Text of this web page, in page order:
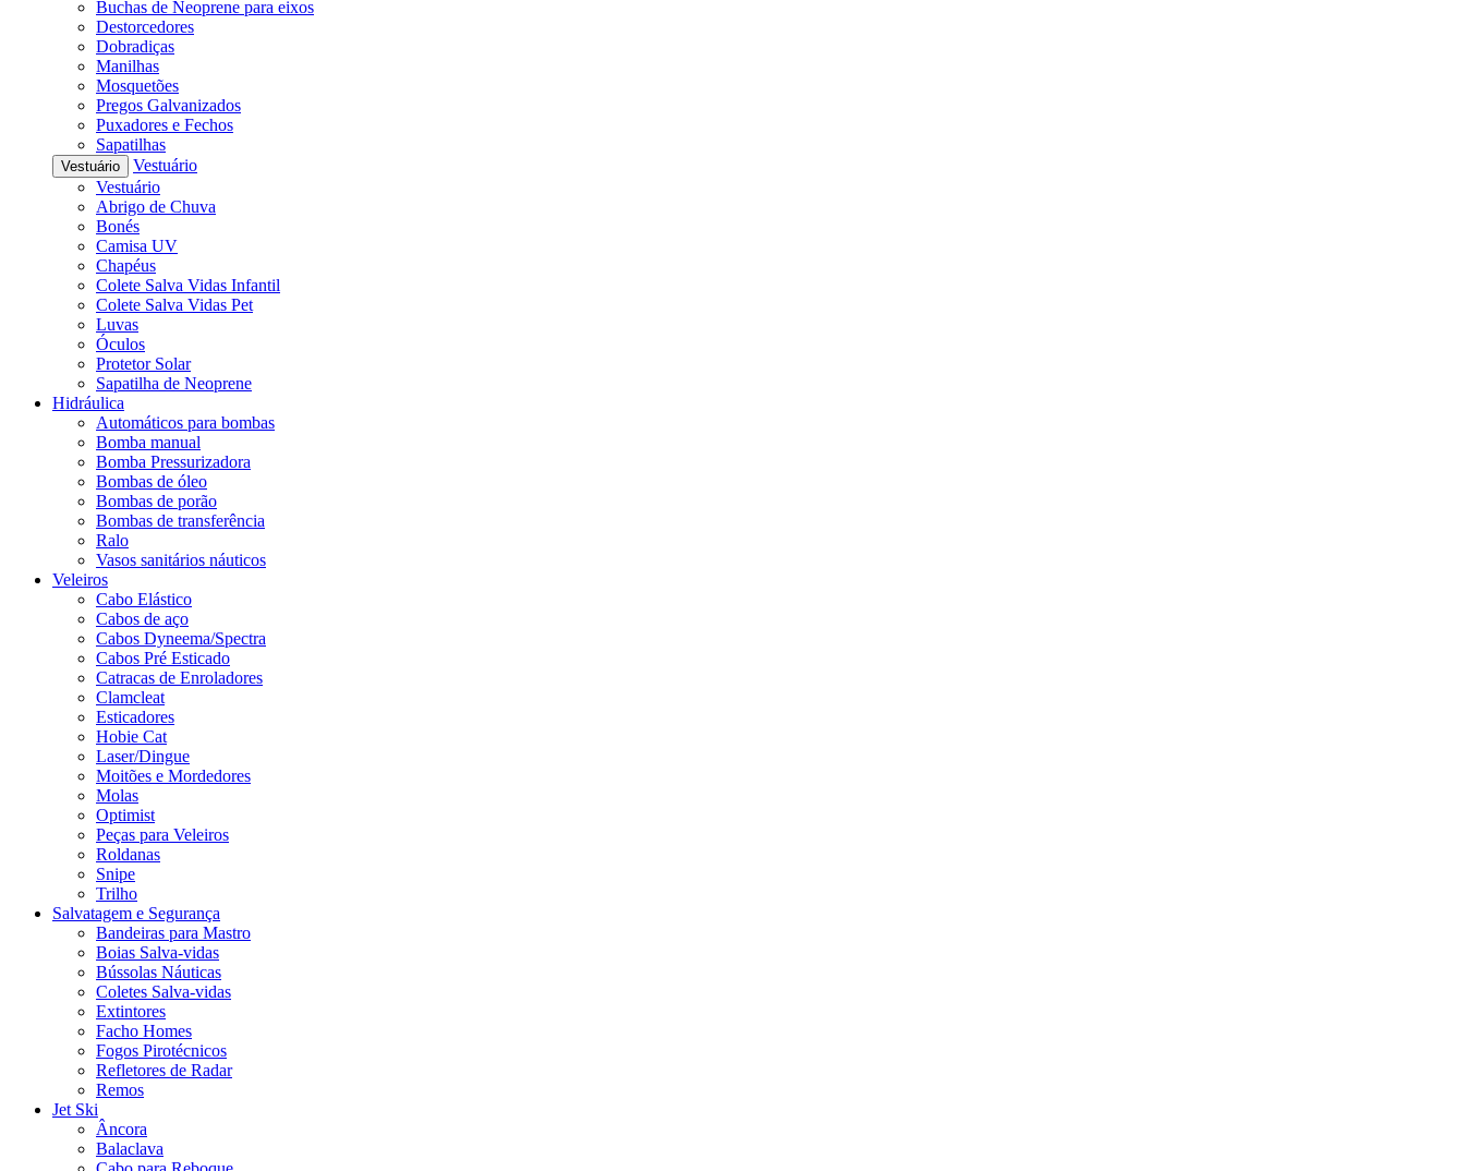
Buchas de Neoprene para eixos
Destorcedores
Dobradiças
Manilhas
Mosquetões
Pregos Galvanizados
Puxadores e Fechos
Sapatilhas
Vestuário
Vestuário
Vestuário
Abrigo de Chuva
Bonés
Camisa UV
Chapéus
Colete Salva Vidas Infantil
Colete Salva Vidas Pet
Luvas
Óculos
Protetor Solar
Sapatilha de Neoprene
Hidráulica
Automáticos para bombas
Bomba manual
Bomba Pressurizadora
Bombas de óleo
Bombas de porão
Bombas de transferência
Ralo
Vasos sanitários náuticos
Veleiros
Cabo Elástico
Cabos de aço
Cabos Dyneema/Spectra
Cabos Pré Esticado
Catracas de Enroladores
Clamcleat
Esticadores
Hobie Cat
Laser/Dingue
Moitões e Mordedores
Molas
Optimist
Peças para Veleiros
Roldanas
Snipe
Trilho
Salvatagem e Segurança
Bandeiras para Mastro
Boias Salva-vidas
Bússolas Náuticas
Coletes Salva-vidas
Extintores
Facho Homes
Fogos Pirotécnicos
Refletores de Radar
Remos
Jet Ski
Âncora
Balaclava